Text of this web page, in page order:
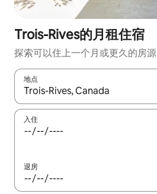
Trois-Rives的月租住宿
探索可以住上一个月或更久的房源
地点
如有搜索结果，请使用上下方向键
入住
退房